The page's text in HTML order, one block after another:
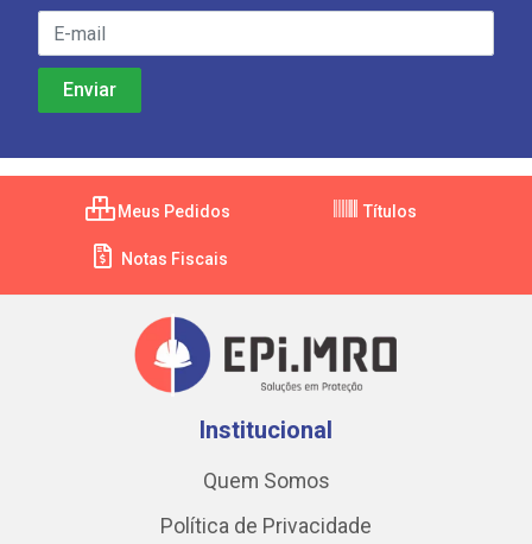
Meus Pedidos Títulos
Notas Fiscais
Institucional
Quem Somos
Política de Privacidade